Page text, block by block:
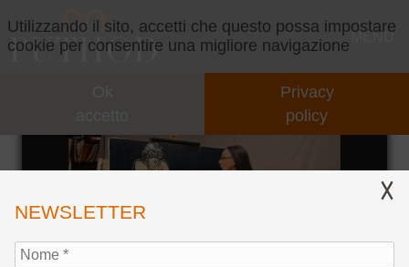
Utilizzando il sito, accetti che questo possa impostare
cookie per consentire una migliore navigazione
Privacy
policy
MENU
CONCEPT
NEWSLETTER